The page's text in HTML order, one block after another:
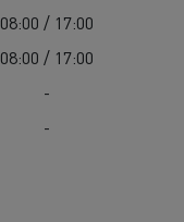
08:00 / 17:00
08:00 / 17:00
-
-